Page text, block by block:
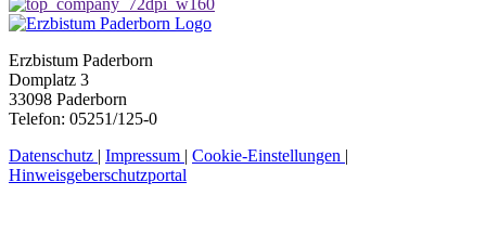
Erzbistum Paderborn
Domplatz 3
33098 Paderborn
Telefon: 05251/125-0
Datenschutz | Impressum | Cookie-Einstellungen |
Hinweisgeberschutzportal